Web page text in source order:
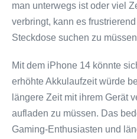
man unterwegs ist oder viel
verbringt, kann es
Steckdose suchen zu
Mit dem iPhone 14 könnte
erhöhte Akkulaufzeit würde
längere Zeit mit ihrem Gerät
aufladen zu müssen. Das
Gaming-Enthusiasten und